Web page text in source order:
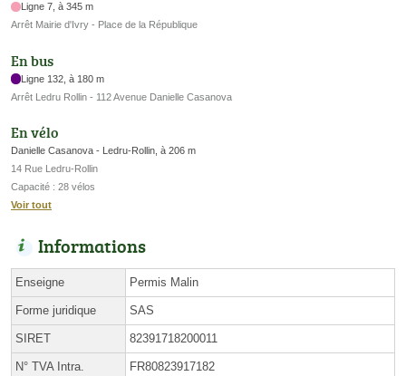
Ligne 7, à 345 m
Arrêt Mairie d'Ivry - Place de la République
En bus
Ligne 132, à 180 m
Arrêt Ledru Rollin - 112 Avenue Danielle Casanova
En vélo
Danielle Casanova - Ledru-Rollin, à 206 m
14 Rue Ledru-Rollin
Capacité : 28 vélos
Voir tout
Informations
Enseigne Permis Malin
Forme juridique SAS
SIRET 82391718200011
N° TVA Intra. FR80823917182